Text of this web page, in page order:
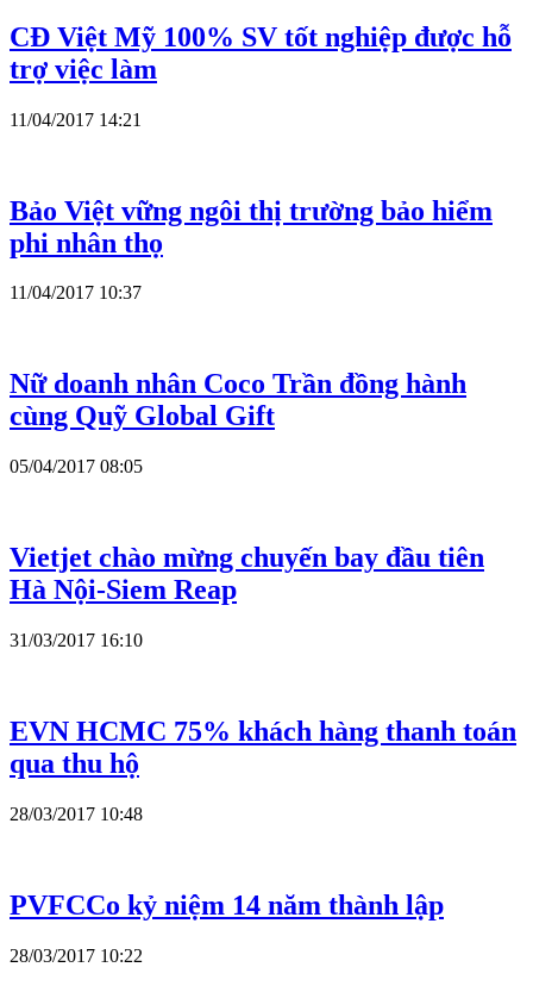
CĐ Việt Mỹ 100% SV tốt nghiệp được hỗ
trợ việc làm
11/04/2017 14:21
Bảo Việt vững ngôi thị trường bảo hiểm
phi nhân thọ
11/04/2017 10:37
Nữ doanh nhân Coco Trần đồng hành
cùng Quỹ Global Gift
05/04/2017 08:05
Vietjet chào mừng chuyến bay đầu tiên
Hà Nội-Siem Reap
31/03/2017 16:10
EVN HCMC 75% khách hàng thanh toán
qua thu hộ
28/03/2017 10:48
PVFCCo kỷ niệm 14 năm thành lập
28/03/2017 10:22